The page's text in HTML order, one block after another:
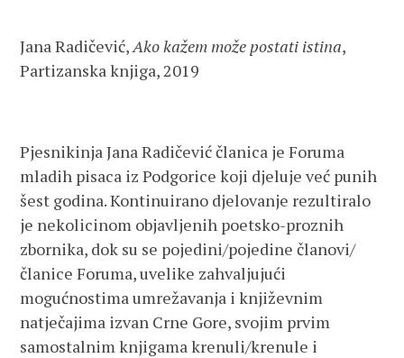
Jana Radičević,Ako kažem može postati istina,
Partizanska knjiga, 2019
Pjesnikinja Jana Radičević članica je Foruma
mladih pisaca iz Podgorice koji djeluje već punih
šest godina. Kontinuirano djelovanje rezultiralo
je nekolicinom objavljenih poetsko-proznih
zbornika, dok su se pojedini/pojedine članovi/
članice Foruma, uvelike zahvaljujući
mogućnostima umrežavanja i književnim
natječajima izvan Crne Gore, svojim prvim
samostalnim knjigama krenuli/krenule i